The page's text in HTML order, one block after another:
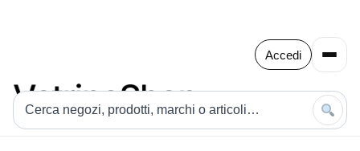
Accedi